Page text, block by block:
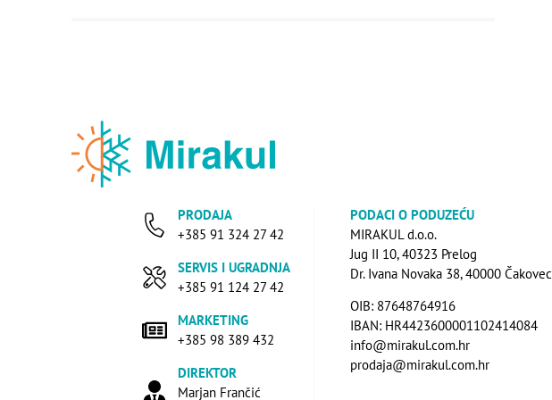
PRODAJA
+385 91 324 27 42
SERVIS I UGRADNJA
+385 91 124 27 42
MARKETING
+385 98 389 432
DIREKTOR
Marjan Frančić
PODACI O PODUZEĆU
MIRAKUL d.o.o.
Jug II 10, 40323 Prelog
Dr. Ivana Novaka 38, 40000 Čakovec
OIB: 87648764916
IBAN: HR4423600001102414084
info@mirakul.com.hr
prodaja@mirakul.com.hr